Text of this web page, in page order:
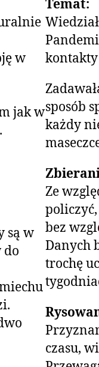
w
jak w
są w
do
Temat:
sposób
każdy
Ze
bez
Danych
trochę
czasu,